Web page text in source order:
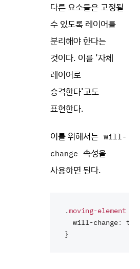
다른 요소들은 고정될
수 있도록 레이어를
분리해야 한다는
것이다. 이를 ’자체
레이어로
승격한다’고도
표현한다.
이를 위해서는 will-
change 속성을
사용하면 된다.
.moving-element
  will-change
:
}